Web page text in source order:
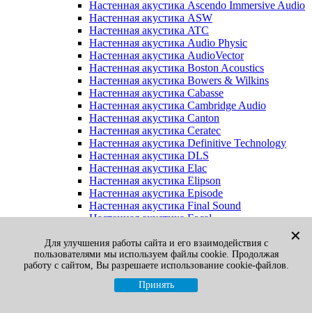
Настенная акустика Ascendo Immersive Audio
Настенная акустика ASW
Настенная акустика ATC
Настенная акустика Audio Physic
Настенная акустика AudioVector
Настенная акустика Boston Acoustics
Настенная акустика Bowers & Wilkins
Настенная акустика Cabasse
Настенная акустика Cambridge Audio
Настенная акустика Canton
Настенная акустика Ceratec
Настенная акустика Definitive Technology
Настенная акустика DLS
Настенная акустика Elac
Настенная акустика Elipson
Настенная акустика Episode
Настенная акустика Final Sound
Настенная акустика Focal
Настенная акустика Heco
Настенная акустика Jamo
Настенная акустика KEF
Настенная акустика Klipsch
Настенная акустика Legacy
✕
Для улучшения работы сайта и его взаимодействия с
пользователями мы используем файлы cookie. Продолжая
работу с сайтом, Вы разрешаете использование cookie-файлов.
Принять